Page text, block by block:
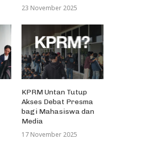
23 November 2025
KPRM Untan Tutup
Akses Debat Presma
bagi Mahasiswa dan
Media
17 November 2025